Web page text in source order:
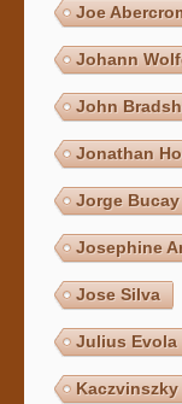
Joe
Johann
John
Jonathan
Jorge Bucay
Josephine
Jose Silva
Julius Evola